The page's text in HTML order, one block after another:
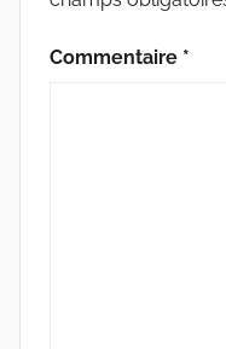
Commentaire *